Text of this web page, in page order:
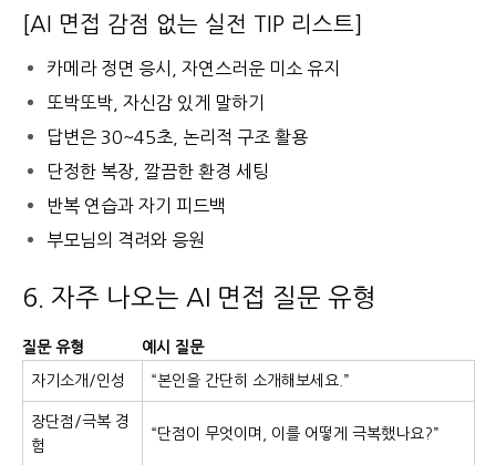
[AI 면접 감점 없는 실전 TIP 리스트]
카메라 정면 응시, 자연스러운 미소 유지
또박또박, 자신감 있게 말하기
답변은 30~45초, 논리적 구조 활용
단정한 복장, 깔끔한 환경 세팅
반복 연습과 자기 피드백
부모님의 격려와 응원
6. 자주 나오는 AI 면접 질문 유형
질문 유형 예시 질문
자기소개/인성 “본인을 간단히 소개해보세요.”
장단점/극복 경
험
“단점이 무엇이며, 이를 어떻게 극복했나요?”